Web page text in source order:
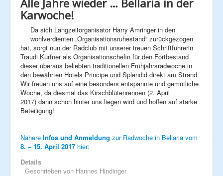
Karwoche!
Da sich Langzeitorganisator Harry Amringer in den
wohlverdienten „Organisationsruhestand“ zurückgezogen
hat, sorgt nun der Radclub mit unserer treuen Schriftführerin
Traudi Kurfner als Organisationschefin für den Fortbestand
dieser überaus beliebten traditionellen Frühjahrsradwoche in
den bewährten Hotels Principe und Splendid direkt am Strand.
Wir freuen uns auf eine besonders entspannte und gemütliche
Woche, da diesmal das Kirschblütenrennen (2. April
2017) dann schon hinter uns liegen wird und hoffen auf starke
Beteiligung!
Nähere Infos und Anmeldung zur Radwoche in Bellaria vom
8. – 15. April 2017 hier:
Details
Geschrieben von Hannes Hindinger